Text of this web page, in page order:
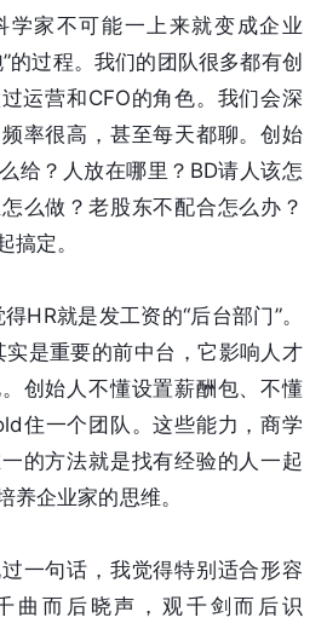
学家不可能一上来就变成企业
的过程。我们的团队很多都有创
运营和CFO的角色。我们会深
率很高，甚至每天都聊。创始
给？人放在哪里？BD请人该怎
么做？老股东不配合怎么办？
搞定。
HR就是发工资的“后台部门”。
是重要的前中台，它影响人才
创始人不懂设置薪酬包、不懂
住一个团队。这些能力，商学
的方法就是找有经验的人一起
养企业家的思维。
一句话，我觉得特别适合形容
曲而后晓声，观千剑而后识